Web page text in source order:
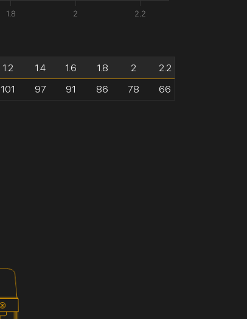
1.8 2 2.2
1.2
101
1.4
97
1.6
91
1.8
86
2
78
2.2
66